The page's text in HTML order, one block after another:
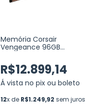
Memória Corsair
Vengeance 96GB
CL36 AMD EXPO / Intel
XMP
(CMK96GX5M2E6000Z36)
R$12.899,14
Á vista no pix ou boleto
12x de R$1.249,92 sem juros